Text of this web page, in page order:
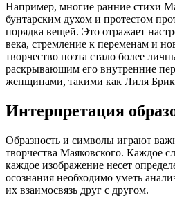
Например, многие ранние стихи
бунтарским духом и протестом
порядка вещей. Это отражает
века, стремление к переменам и
творчество поэта стало более
раскрывающим его внутренние
женщинами, такими как Лиля
Интерпретация
Образность и символы играют
творчества Маяковского. Каждое
каждое изображение несет
осознания необходимо уметь
их взаимосвязь друг с другом.